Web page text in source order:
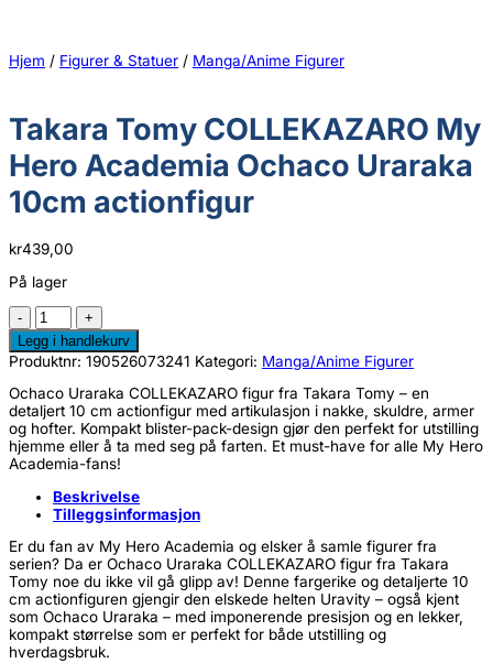
Hjem / Figurer & Statuer / Manga/Anime Figurer
Takara Tomy COLLEKAZARO My
Hero Academia Ochaco Uraraka
10cm actionfigur
kr439,00
På lager
Takara
Tomy
COLLEKAZARO
My
Academia
Ochaco
Uraraka
10cm
actionfigur
antall
Legg i handlekurv
Produktnr: 190526073241 Kategori: Manga/Anime Figurer
Ochaco Uraraka COLLEKAZARO figur fra Takara Tomy – en
detaljert 10 cm actionfigur med artikulasjon i nakke, skuldre, armer
og hofter. Kompakt blister-pack-design gjør den perfekt for utstilling
hjemme eller å ta med seg på farten. Et must-have for alle My Hero
Academia-fans!
Beskrivelse
Tilleggsinformasjon
Er du fan av My Hero Academia og elsker å samle figurer fra
serien? Da er Ochaco Uraraka COLLEKAZARO figur fra Takara
Tomy noe du ikke vil gå glipp av! Denne fargerike og detaljerte 10
cm actionfiguren gjengir den elskede helten Uravity – også kjent
som Ochaco Uraraka – med imponerende presisjon og en lekker,
kompakt størrelse som er perfekt for både utstilling og
hverdagsbruk.